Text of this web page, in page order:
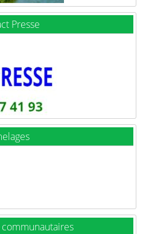
Presse